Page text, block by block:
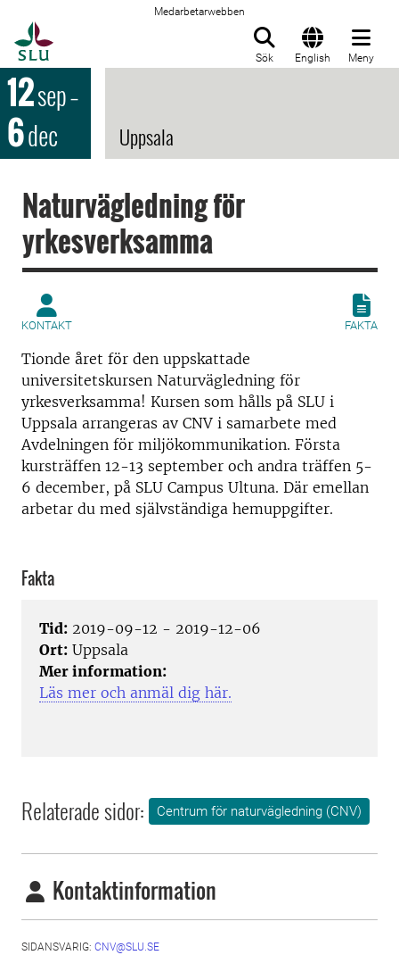
Medarbetarwebben
Sök English Meny
12sep–
6dec Uppsala
Naturvägledning för
yrkesverksamma
KONTAKT FAKTA
Tionde året för den uppskattade
universitetskursen Naturvägledning för
yrkesverksamma! Kursen som hålls på SLU i
Uppsala arrangeras av CNV i samarbete med
Avdelningen för miljökommunikation. Första
kursträffen 12-13 september och andra träffen 5-
6 december, på SLU Campus Ultuna. Där emellan
arbetar du med självständiga hemuppgifter.
Fakta
Tid: 2019-09-12 - 2019-12-06
Ort: Uppsala
Mer information:
Läs mer och anmäl dig här.
Relaterade sidor: Centrum för naturvägledning (CNV)
Kontaktinformation
SIDANSVARIG: CNV@SLU.SE